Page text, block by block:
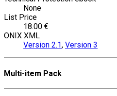
None
List Price
18.00 €
ONIX XML
Version 2.1, Version 3
Multi-item Pack